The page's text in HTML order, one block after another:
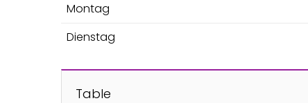
Montag
Dienstag
Table